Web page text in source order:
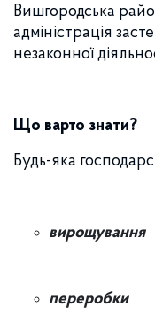
Вишгородська
адміністрація
незаконної
Що варто знати?
Будь-яка
вирощування
переробки